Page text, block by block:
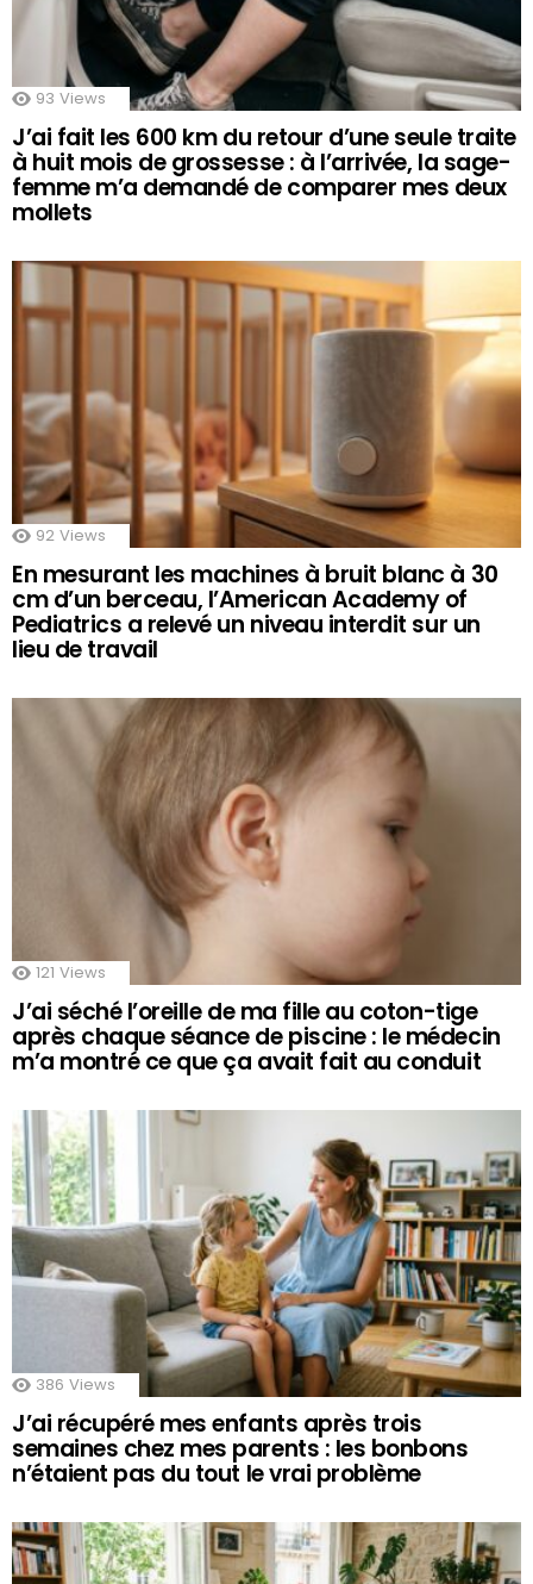
93 Views
J’ai fait les 600 km du retour d’une seule traite
à huit mois de grossesse : à l’arrivée, la sage-
femme m’a demandé de comparer mes deux
mollets
92 Views
En mesurant les machines à bruit blanc à 30
cm d’un berceau, l’American Academy of
Pediatrics a relevé un niveau interdit sur un
lieu de travail
121 Views
J’ai séché l’oreille de ma fille au coton-tige
après chaque séance de piscine : le médecin
m’a montré ce que ça avait fait au conduit
386 Views
J’ai récupéré mes enfants après trois
semaines chez mes parents : les bonbons
n’étaient pas du tout le vrai problème